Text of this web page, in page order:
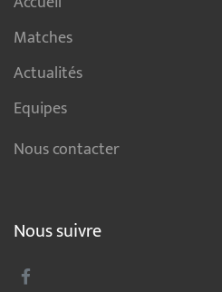
Matches
Actualités
Equipes
Nous contacter
Nous suivre